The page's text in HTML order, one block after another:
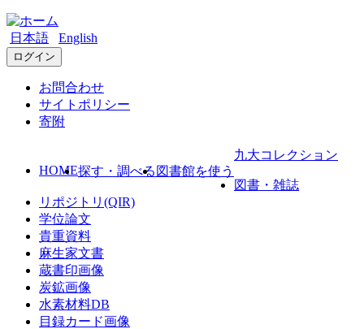
日本語 English
ログイン
お問合わせ
サイトポリシー
寄附
HOME探す・調べる 図書館を使う
九大コレクション
図書・雑誌
リポジトリ(QIR)
学位論文
貴重資料
麻生家文書
蔵書印画像
炭鉱画像
水素材料DB
目録カード画像